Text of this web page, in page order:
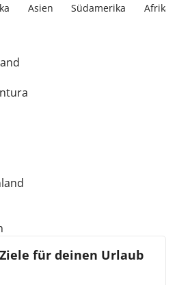
Asien Südamerika Afrika
für deinen Urlaub